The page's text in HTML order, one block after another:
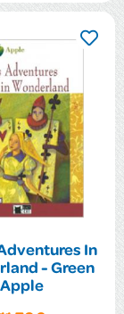
In
- Green
Apple